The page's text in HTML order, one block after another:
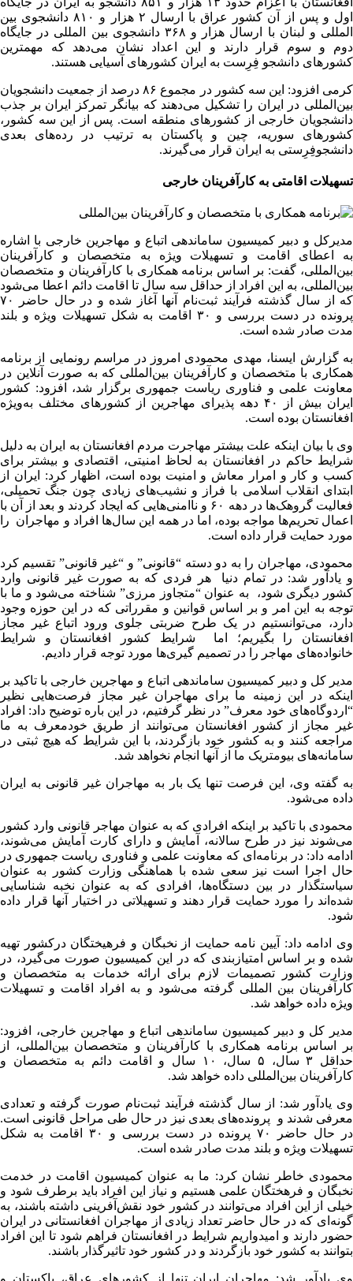
اول و پس از آن کشور عراق با ارسال ۲ هزار و ۸۱۰ دانشجوی بین
المللی و لبنان با ارسال هزار و ۳۶۸ دانشجوی بین المللی در جایگاه
دوم و سوم قرار دارند و این اعداد نشان می‌دهد که مهمترین
کشورهای دانشجو فِرِست به ایران کشورهای آسیایی هستند.
کرمی افزود: این سه کشور در مجموع ۸۶ درصد از جمعیت دانشجویان
بین‌المللی در ایران را تشکیل می‌دهند که بیانگر تمرکز ایران بر جذب
دانشجویان خارجی از کشورهای منطقه است. پس از این سه کشور،
کشورهای سوریه، چین و پاکستان به ترتیب در رده‌های بعدی
دانشجوفِرِستی به ایران قرار می‌گیرند.
تسهیلات اقامتی به کارآفرینان خارجی
مدیرکل و دبیر کمیسیون ساماندهی اتباع و مهاجرین خارجی با اشاره
به اعطای اقامت و تسهیلات ویژه به متخصصان و کارآفرینان
بین‌المللی، گفت: بر اساس برنامه همکاری با کارآفرینان و متخصصان
بین‌المللی، به این افراد از حداقل سه سال تا اقامت دائم اعطا می‌شود
که از سال گذشته فرآیند ثبت‌نام آنها آغاز شده و در حال حاضر ۷۰
پرونده در دست بررسی و ۳۰ اقامت به شکل تسهیلات ویژه و بلند
مدت صادر شده است.
به گزارش ایسنا، مهدی محمودی امروز در مراسم رونمایی از برنامه
همکاری با متخصصان و کارآفرینان بین‌المللی که به صورت آنلاین در
معاونت علمی و فناوری ریاست جمهوری برگزار شد، افزود: کشور
ایران بیش از ۴۰ دهه پذیرای مهاجرین از کشورهای مختلف به‌ویژه
افغانستان بوده است.
وی با بیان اینکه علت بیشتر مهاجرت مردم افغانستان به ایران به دلیل
شرایط حاکم در افغانستان به لحاظ امنیتی، اقتصادی و بیشتر برای
کسب و کار و امرار معاش و امنیت بوده است، اظهار کرد: ایران از
ابتدای انقلاب اسلامی با فراز و نشیب‌های زیادی چون جنگ تحمیلی،
فعالیت گروهک‌ها در دهه ۶۰ و ناامنی‌هایی که ایجاد کردند و بعد از آن با
اعمال تحریم‌ها مواجه بوده، اما در همه این سال‌ها افراد و مهاجران را
مورد حمایت قرار داده است.
محمودی، مهاجران را به دو دسته “قانونی” و “غیر قانونی” تقسیم کرد
و یادآور شد: در تمام دنیا هر فردی که به صورت غیر قانونی وارد
کشور دیگری شود، به عنوان “متجاوز مرزی” شناخته می‌شود و ما با
توجه به این امر و بر اساس قوانین و مقرراتی که در این حوزه وجود
دارد، می‌توانستیم در یک طرح ضربتی جلوی ورود اتباع غیر مجاز
افغانستان را بگیریم؛ اما شرایط کشور افغانستان و شرایط
خانواده‌های مهاجر را در تصمیم گیری‌ها مورد توجه قرار دادیم.
مدیر کل و دبیر کمیسیون ساماندهی اتباع و مهاجرین خارجی با تاکید بر
اینکه در این زمینه ما برای مهاجران غیر مجاز فرصت‌هایی نظیر
“اردوگاه‌های خود معرف” در نظر گرفتیم، در این باره توضیح داد: افراد
غیر مجاز از کشور افغانستان می‌توانند از طریق خودمعرف به ما
مراجعه کنند و به کشور خود بازگردند، با این شرایط که هیچ ثبتی در
سامانه‌های بیومتریک ما از آنها انجام نخواهد شد.
به گفته وی، این فرصت تنها یک بار به مهاجران غیر قانونی به ایران
داده می‌شود.
محمودی با تاکید بر اینکه افرادی که به عنوان مهاجر قانونی وارد کشور
می‌شوند نیز در طرح سالانه، آمایش و دارای کارت آمایش می‌شوند،
ادامه داد: در برنامه‌ای که معاونت علمی و فناوری ریاست جمهوری در
حال اجرا است نیز سعی شده با هماهنگی وزارت کشور به عنوان
سیاستگذار در بین دستگاه‌ها، افرادی که به عنوان نخبه شناسایی
شده‌اند را مورد حمایت قرار دهند و تسهیلاتی در اختیار آنها قرار داده
شود.
وی ادامه داد: آیین نامه حمایت از نخبگان و فرهیختگان درکشور تهیه
شده و بر اساس امتیازبندی که در این کمیسیون صورت می‌گیرد، در
وزارت کشور تصمیمات لازم برای ارائه خدمات به متخصصان و
کارآفرینان بین المللی گرفته می‌شود و به افراد اقامت و تسهیلات
ویژه داده خواهد شد.
مدیر کل و دبیر کمیسیون ساماندهی اتباع و مهاجرین خارجی، افزود:
بر اساس برنامه همکاری با کارآفرینان و متخصصان بین‌المللی، از
حداقل ۳ سال، ۵ سال، ۱۰ سال و اقامت دائم به متخصصان و
کارآفرینان بین‌المللی داده خواهد شد.
وی یادآور شد: از سال گذشته فرآیند ثبت‌نام صورت گرفته و تعدادی
معرفی شدند و پرونده‌های بعدی نیز در حال طی مراحل قانونی است.
در حال حاضر ۷۰ پرونده در دست بررسی و ۳۰ اقامت به شکل
تسهیلات ویژه و بلند مدت صادر شده است.
محمودی خاطر نشان کرد: ما به عنوان کمیسیون اقامت در خدمت
نخبگان و فرهختگان علمی هستیم و نیاز این افراد باید برطرف شود و
خیلی از این افراد می‌توانند در کشور خود نقش‌آفرینی داشته باشند، به
گونه‌ای که در حال حاضر تعداد زیادی از مهاجران افغانستانی در ایران
حضور دارند و امیدواریم شرایط در افغانستان فراهم شود تا این افراد
بتوانند به کشور خود بازگردند و در کشور خود تاثیرگذار باشند.